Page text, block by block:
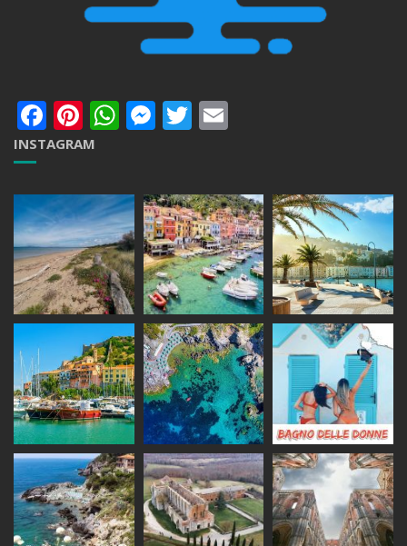
Facebook
Pinterest
WhatsApp
Messenger
Twitter
INSTAGRAM